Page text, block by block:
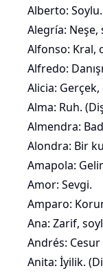
Alberto:
Alegría: Neşe,
Alfonso: Kral,
Alfredo:
Alicia:
Alma: Ruh.
Almendra:
Alondra: Bir
Amapola:
Amor: Sevgi.
Amparo:
Ana: Zarif,
Andrés:
Anita: İyilik.